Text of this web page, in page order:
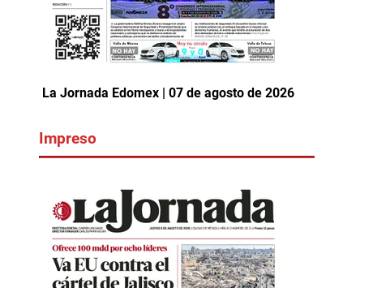
La Jornada Edomex | 07 de agosto de 2026
Impreso